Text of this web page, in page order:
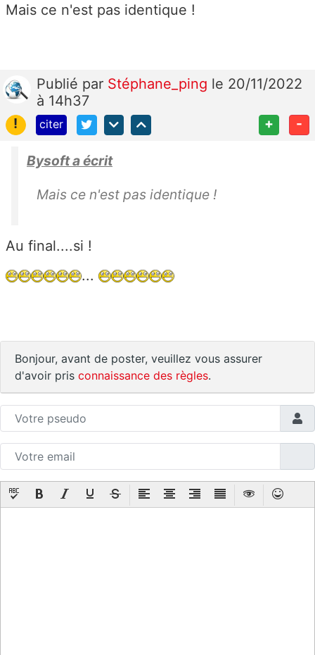
Mais ce n'est pas identique !
Publié par Stéphane_ping le 20/11/2022
à 14h37
!
citer + -
Bysoft a écrit
Mais ce n'est pas identique !
Au final....si !
...
Bonjour, avant de poster, veuillez vous assurer
d'avoir pris connaissance des règles.